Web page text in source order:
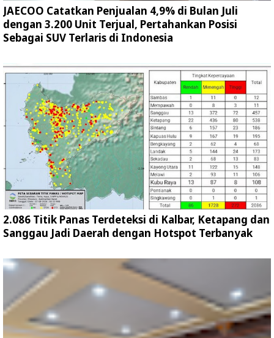
JAECOO Catatkan Penjualan 4,9% di Bulan Juli
dengan 3.200 Unit Terjual, Pertahankan Posisi
Sebagai SUV Terlaris di Indonesia
2.086 Titik Panas Terdeteksi di Kalbar, Ketapang dan
Sanggau Jadi Daerah dengan Hotspot Terbanyak